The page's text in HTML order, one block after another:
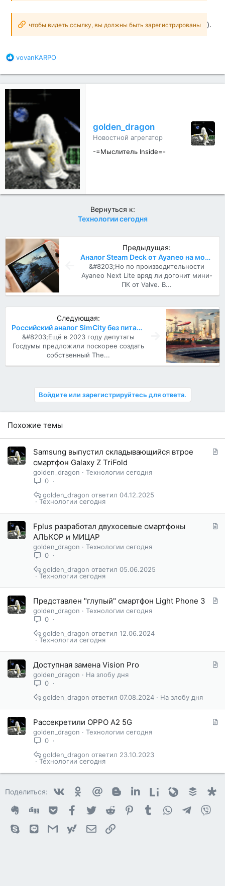
чтобы видеть ссылку, вы должны быть зарегистрированы ).
Б
а
г
д
а
р
с
т
и
:
vovanKARPO
golden_dragon
Новостной агрегатор
-=Мыслитель Inside=-
Вернуться к:
Технологии сегодня
Предыдущая:
Аналог Steam Deck от Ayaneo на модифицированной SteamOS оценили в 27 000 рублей
&#8203;Но по производительности
Ayaneo Next Lite вряд ли догонит мини-
ПК от Valve. В...
Следующая:
Российский аналог SimCity без питарасов, лезбиянок, трансгендеров и прочего...
&#8203;Ещё в 2023 году депутаты
Госдумы предложили поскорее создать
собственный The...
Войдите или зарегистрируйтесь для ответа.
Похожие темы
С
Samsung выпустил складывающийся втрое
смартфон Galaxy Z TriFold
golden_dragon
Технологии сегодня
0
Технологии сегодня
04.12.2025
golden_dragon
С
Fplus разработал двухосевые смартфоны
АЛЬКОР и МИЦАР
golden_dragon
Технологии сегодня
0
Технологии сегодня
05.06.2025
golden_dragon
С
Представлен "глупый" смартфон Light Phone 3
golden_dragon
Технологии сегодня
0
Технологии сегодня
12.06.2024
golden_dragon
С
я
Доступная замена Vision Pro
golden_dragon
На злобу дня
0
На злобу дня
07.08.2024
golden_dragon
С
Рассекретили OPPO A2 5G
golden_dragon
Технологии сегодня
0
Технологии сегодня
23.10.2023
golden_dragon
Поделиться: VkontakteOdnoklassniki
Mail.ru Blogger LinkedinLiveinternet
Livejournal
Buffer
EvernoteDigg GetpocketFacebook
Twitter Reddit PinterestTumblr WhatsAppTelegram
Skype Line GmailyahoomailЭлектронная почта